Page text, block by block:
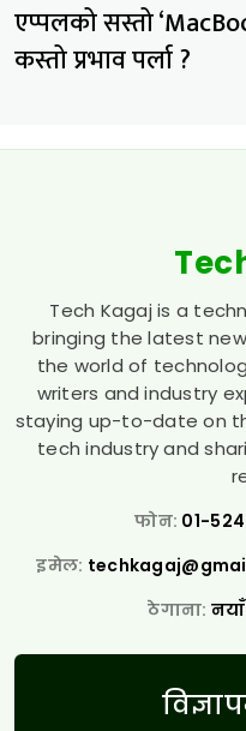
एप्पलको सस्तो
कस्तो प्रभाव पर्ला ?
Tech Kagaj is a
bringing the latest
the world of
writers and industry
staying up-to-date on
tech industry and
फोन: 01-
इमेल:
ठेगाना: